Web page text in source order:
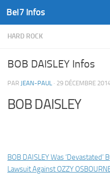
Skip to content
Bel7 Infos
HARD ROCK
BOB DAISLEY Infos
PAR JEAN-PAUL · 29 DÉCEMBRE
BOB DAISLEY
BOB DAISLEY Was ‘Devastated’
Lawsuit Against OZZY